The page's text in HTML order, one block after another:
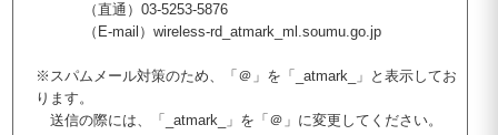
（直通）03-5253-5876
（E-mail）wireless-rd_atmark_ml.soumu.go.jp
※スパムメール対策のため、「＠」を「_atmark_」と表示してお
ります。
送信の際には、「_atmark_」を「＠」に変更してください。